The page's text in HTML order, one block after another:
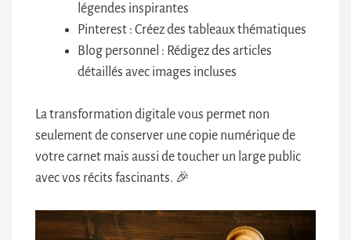
légendes inspirantes
Pinterest : Créez des tableaux thématiques
Blog personnel : Rédigez des articles
détaillés avec images incluses
La transformation digitale vous permet non
seulement de conserver une copie numérique de
votre carnet mais aussi de toucher un large public
avec vos récits fascinants. 🎉